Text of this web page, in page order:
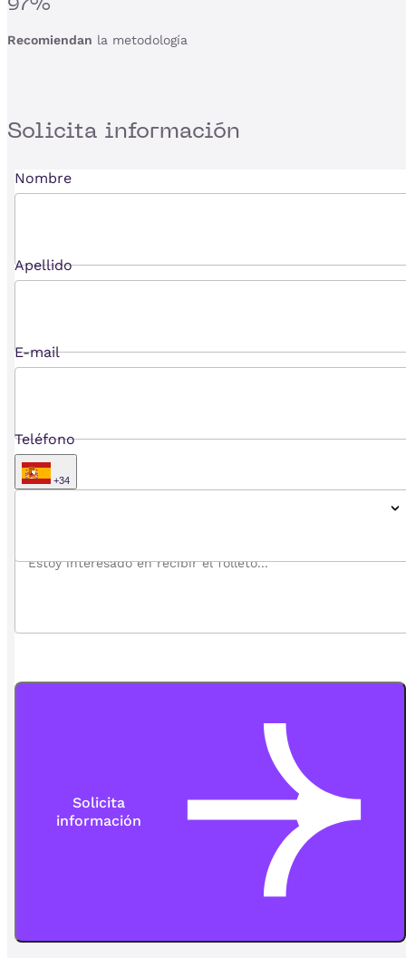
Recomiendan la metodología
Solicita información